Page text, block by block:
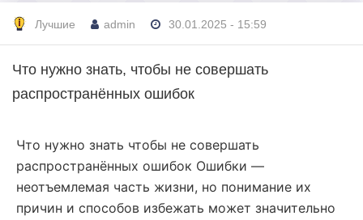
Лучшие admin 30.01.2025 - 15:59
Что нужно знать, чтобы не совершать
распространённых ошибок
Что нужно знать чтобы не совершать
распространённых ошибок Ошибки —
неотъемлемая часть жизни, но понимание их
причин и способов избежать может значительно